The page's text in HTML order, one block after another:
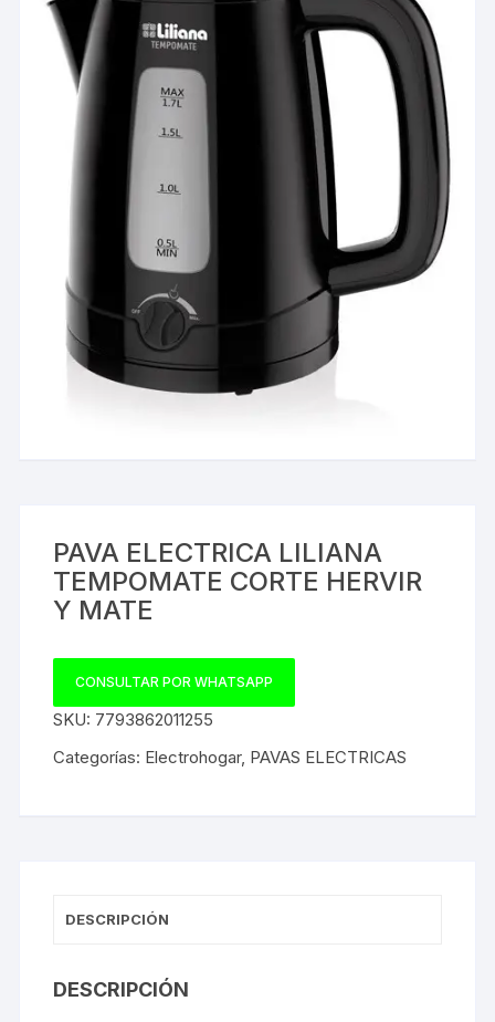
PAVA ELECTRICA LILIANA
TEMPOMATE CORTE HERVIR
Y MATE
CONSULTAR POR WHATSAPP
SKU: 7793862011255
Categorías: Electrohogar, PAVAS ELECTRICAS
DESCRIPCIÓN
DESCRIPCIÓN